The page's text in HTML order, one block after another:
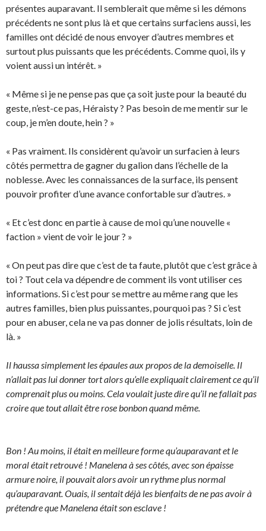
présentes auparavant. Il semblerait que même si les démons
précédents ne sont plus là et que certains surfaciens aussi, les
familles ont décidé de nous envoyer d’autres membres et
surtout plus puissants que les précédents. Comme quoi, ils y
voient aussi un intérêt. »
« Même si je ne pense pas que ça soit juste pour la beauté du
geste, n’est-ce pas, Héraisty ? Pas besoin de me mentir sur le
coup, je m’en doute, hein ? »
« Pas vraiment. Ils considèrent qu’avoir un surfacien à leurs
côtés permettra de gagner du galion dans l’échelle de la
noblesse. Avec les connaissances de la surface, ils pensent
pouvoir profiter d’une avance confortable sur d’autres. »
« Et c’est donc en partie à cause de moi qu’une nouvelle «
faction » vient de voir le jour ? »
« On peut pas dire que c’est de ta faute, plutôt que c’est grâce à
toi ? Tout cela va dépendre de comment ils vont utiliser ces
informations. Si c’est pour se mettre au même rang que les
autres familles, bien plus puissantes, pourquoi pas ? Si c’est
pour en abuser, cela ne va pas donner de jolis résultats, loin de
là. »
Il haussa simplement les épaules aux propos de la demoiselle. Il
n’allait pas lui donner tort alors qu’elle expliquait clairement ce qu’il
comprenait plus ou moins. Cela voulait juste dire qu’il ne fallait pas
croire que tout allait être rose bonbon quand même.
Bon ! Au moins, il était en meilleure forme qu’auparavant et le
moral était retrouvé ! Manelena à ses côtés, avec son épaisse
armure noire, il pouvait alors avoir un rythme plus normal
qu’auparavant. Ouais, il sentait déjà les bienfaits de ne pas avoir à
prétendre que Manelena était son esclave !